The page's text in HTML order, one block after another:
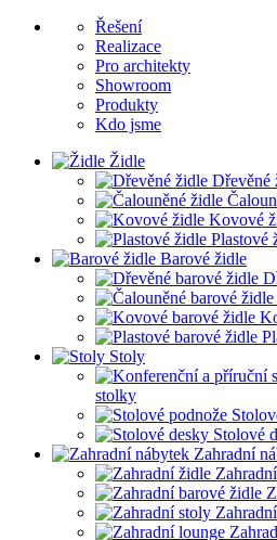
Řešení
Realizace
Pro architekty
Showroom
Produkty
Kdo jsme
Židle
Dřevěné
Kovové
Plastové
Barové židle
Stoly
stolky
Stolové
Zahradní